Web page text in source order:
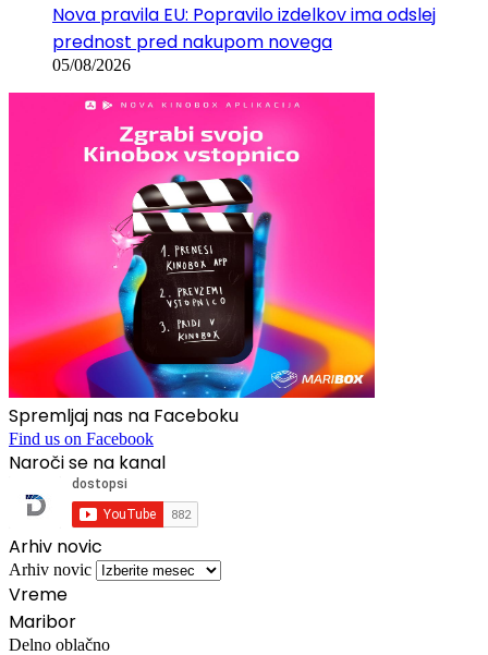
Nova pravila EU: Popravilo izdelkov ima odslej
prednost pred nakupom novega
05/08/2026
Spremljaj nas na Faceboku
Find us on Facebook
Naroči se na kanal
Arhiv novic
Arhiv novic
Vreme
Maribor
Delno oblačno